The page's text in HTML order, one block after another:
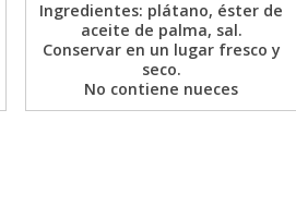
Ingredientes: plátano, éster de
aceite de palma, sal.
Conservar en un lugar fresco y
seco.
No contiene nueces